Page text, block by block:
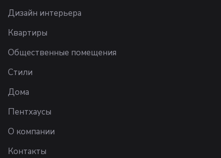
Дизайн интерьера
Квартиры
Общественные помещения
Стили
Дома
Пентхаусы
О компании
Контакты